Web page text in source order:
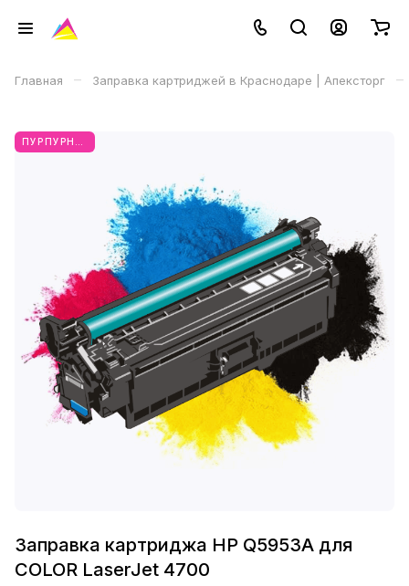
Главная – Заправка картриджей в Краснодаре | Апексторг –
Заправка картриджа HP Q5953A для
COLOR LaserJet 4700